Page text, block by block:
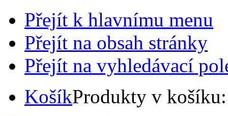
Přejít k hlavnímu menu
Přejít na obsah stránky
Přejít na vyhledávací
KošíkProdukty v